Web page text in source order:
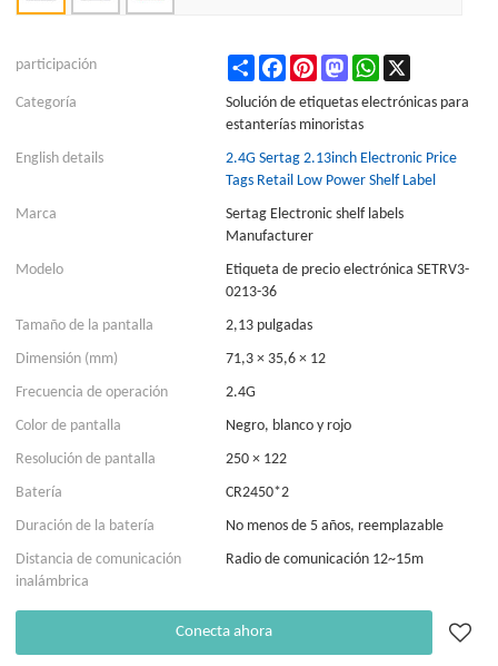
participación Share FacebookPinterestMastodonWhatsApp
Categoría
Solución de etiquetas electrónicas para
estanterías minoristas
English details
2.4G Sertag 2.13inch Electronic Price
Tags Retail Low Power Shelf Label
Marca
Sertag Electronic shelf labels
Manufacturer
Modelo
Etiqueta de precio electrónica SETRV3-
0213-36
Tamaño de la pantalla
2,13 pulgadas
Dimensión (mm)
71,3 × 35,6 × 12
Frecuencia de operación
2.4G
Color de pantalla
Negro, blanco y rojo
Resolución de pantalla
250 × 122
Batería
CR2450*2
Duración de la batería
No menos de 5 años, reemplazable
Distancia de comunicación
inalámbrica
Radio de comunicación 12~15m
Conecta ahora